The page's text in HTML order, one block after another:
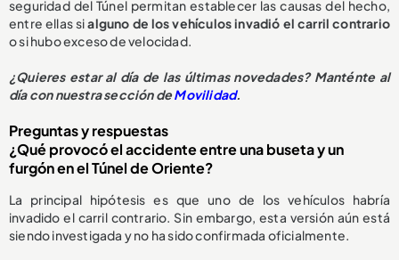
seguridad del Túnel permitan establecer las causas del hecho,
entre ellas sialguno de los vehículos invadió el carril contrario
o si hubo exceso de velocidad.
¿Quieres estar al día de las últimas novedades? Manténte al
día con nuestra sección deMovilidad.
Preguntas y respuestas
¿Qué provocó el accidente entre una buseta y un
furgón en el Túnel de Oriente?
La principal hipótesis es que uno de los vehículos habría
invadido el carril contrario. Sin embargo, esta versión aún está
siendo investigada y no ha sido confirmada oficialmente.